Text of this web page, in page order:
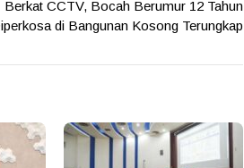
Berkat CCTV, Bocah Berumur 12 Tahun
di Bangunan Kosong Terungkap